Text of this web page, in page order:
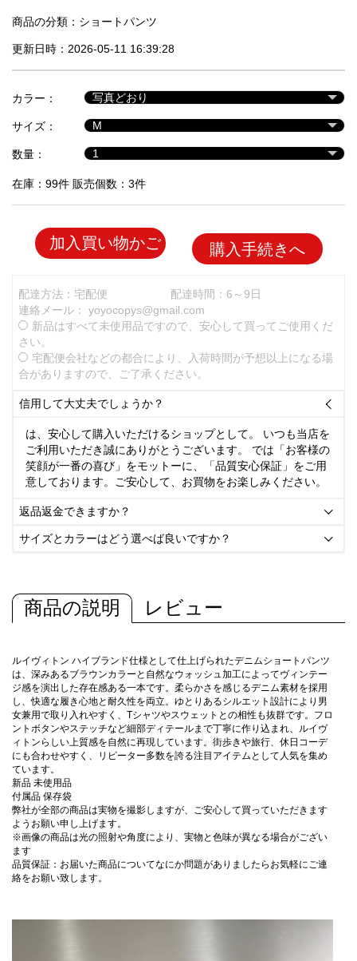
セ
ル
品
商品の分類： ショートパンツ
更新日時：2026-05-11 16:39:28
カラー：
サイズ：
数量：
在庫：99件 販売個数：3件
加入買い物かご 購入手続きへ
配達方法：宅配便
配達時間：6～9日
連絡メール： yoyocopys@gmail.com
新品はすべて未使用品ですので、安心して買ってご使用くだ
さい。
宅配便会社などの都合により、入荷時間が予想以上になる場
合がありますので、ご了承ください。
信用して大丈夫でしょうか？ 
は、安心して購入いただけるショップとして。 いつも当店を
ご利用いただき誠にありがとうございます。 では「お客様の
笑顔が一番の喜び」をモットーに、「品質安心保証」をご用
意しております。ご安心して、お買物をお楽しみください。
返品返金できますか？ 
サイズとカラーはどう選べば良いですか？ 
商品の説明 レビュー
ルイヴィトン ハイブランド仕様として仕上げられたデニムショートパンツ
は、深みあるブラウンカラーと自然なウォッシュ加工によってヴィンテー
ジ感を演出した存在感ある一本です。柔らかさを感じるデニム素材を採用
し、快適な履き心地と耐久性を両立。ゆとりあるシルエット設計により男
女兼用で取り入れやすく、Tシャツやスウェットとの相性も抜群です。フロ
ントボタンやステッチなど細部ディテールまで丁寧に作り込まれ、ルイヴ
ィトンらしい上質感を自然に再現しています。街歩きや旅行、休日コーデ
にも合わせやすく、リピーター多数を誇る注目アイテムとして人気を集め
ています。
新品 未使用品
付属品 保存袋
弊社が全部の商品は実物を撮影しますが、ご安心して買っていただきます
ようお願い申し上げます。
※画像の商品は光の照射や角度により、実物と色味が異なる場合がござい
ます
品質保証：お届いた商品についてなにか問題がありましたらお気軽にご連
絡をお願い致します。